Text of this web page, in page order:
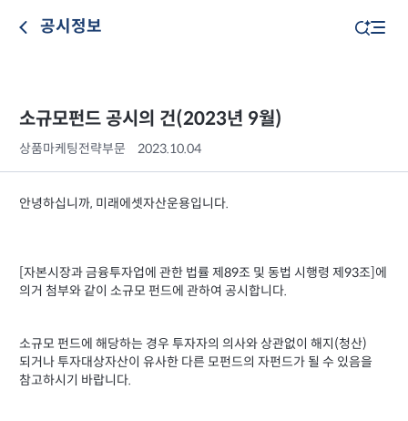
공시정보
소규모펀드 공시의 건(2023년 9월)
상품마케팅전략부문 2023.10.04
안녕하십니까, 미래에셋자산운용입니다.
[자본시장과 금융투자업에 관한 법률 제89조 및 동법 시행령 제93조]에
의거 첨부와 같이 소규모 펀드에 관하여 공시합니다.
소규모 펀드에 해당하는 경우 투자자의 의사와 상관없이 해지(청산)
되거나 투자대상자산이 유사한 다른 모펀드의 자펀드가 될 수 있음을
참고하시기 바랍니다.